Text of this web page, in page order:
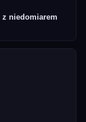
z niedomiarem